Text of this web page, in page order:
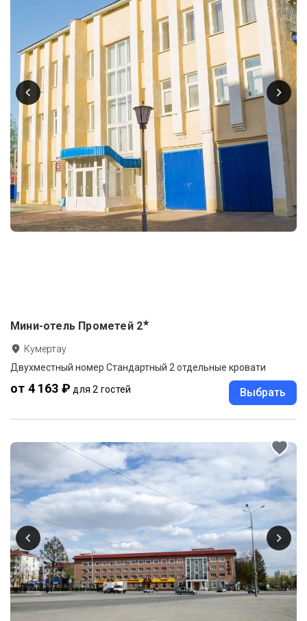
Мини-отель Прометей 2★
Кумертау
Двухместный номер Стандартный 2 отдельные кровати
от 4 163 ₽ для 2 гостей Выбрать